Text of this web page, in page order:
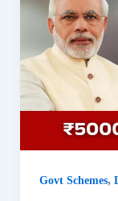
Govt Schemes,